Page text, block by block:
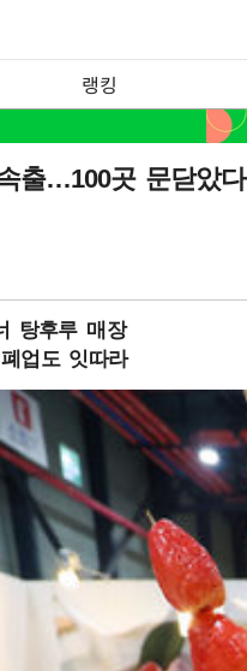
랭킹
출…100곳 문닫았다
탕후루 매장
업도 잇따라